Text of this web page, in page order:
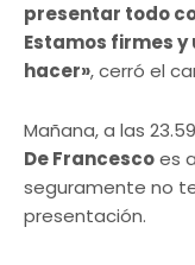
presentar todo
Estamos firmes
hacer», cerró el
Mañana, a las
De Francescoes
seguramente no
presentación.